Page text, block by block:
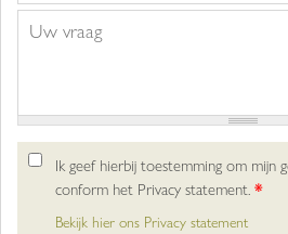
Ik geef hierbij toestemming om mijn
conform het Privacy statement.*
Bekijk hier ons Privacy statement